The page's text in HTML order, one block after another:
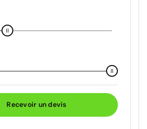
Recevoir un devis